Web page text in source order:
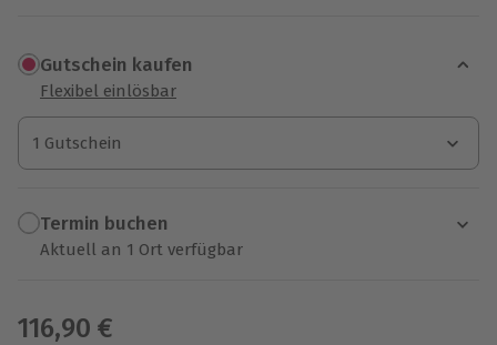
Gutschein kaufen
Flexibel einlösbar
1 Gutschein
1 Gutschein
1 Gutschein
Termin buchen
Aktuell an 1 Ort verfügbar
116,90 €